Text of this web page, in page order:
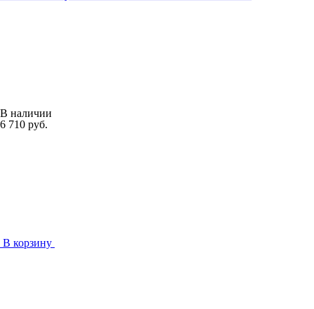
В наличии
6 710 руб.
В корзину